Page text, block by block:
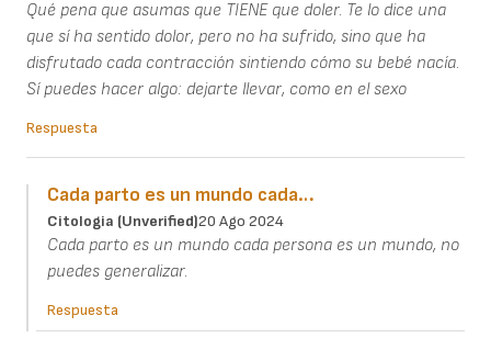
Qué pena que asumas que TIENE que doler. Te lo dice una
que sí ha sentido dolor, pero no ha sufrido, sino que ha
disfrutado cada contracción sintiendo cómo su bebé nacía.
Sí puedes hacer algo: dejarte llevar, como en el sexo
Respuesta
Cada parto es un mundo cada…
Citologia (unverified)20 Ago 2024
Cada parto es un mundo cada persona es un mundo, no
puedes generalizar.
Respuesta